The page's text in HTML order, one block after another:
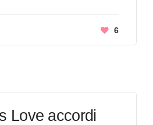
6
Love accordi